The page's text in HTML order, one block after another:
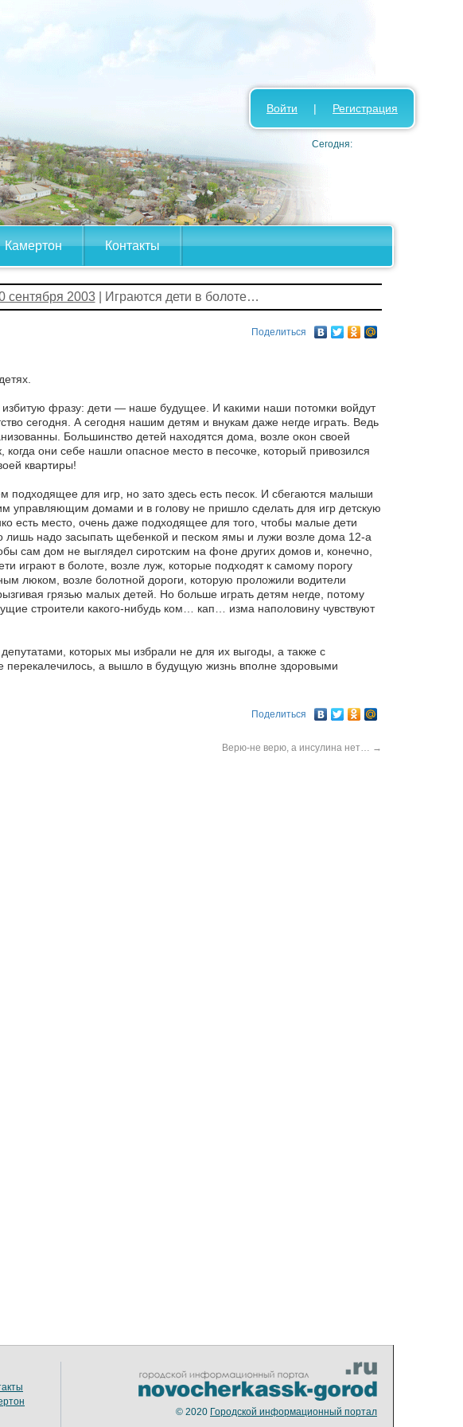
Камертон Контакты
Войти | Регистрация
Сегодня:
сентября 2003| Играются дети в болоте…
Поделиться
фразу: дети — наше будущее. И какими наши потомки войдут
сегодня. А сегодня нашим детям и внукам даже негде играть. Ведь
Большинство детей находятся дома, возле окон своей
они себе нашли опасное место в песочке, который привозился
квартиры!
подходящее для игр, но зато здесь есть песок. И сбегаются малыши
управляющим домами и в голову не пришло сделать для игр детскую
есть место, очень даже подходящее для того, чтобы малые дети
лишь надо засыпать щебенкой и песком ямы и лужи возле дома 12-а
сам дом не выглядел сиротским на фоне других домов и, конечно,
играют в болоте, возле луж, которые подходят к самому порогу
люком, возле болотной дороги, которую проложили водители
грязью малых детей. Но больше играть детям негде, потому
строители какого-нибудь ком… кап… изма наполовину чувствуют
которых мы избрали не для их выгоды, а также с
а вышло в будущую жизнь вполне здоровыми
Поделиться
Верю-не верю, а инсулина нет… →
© 2020 Городской информационный портал